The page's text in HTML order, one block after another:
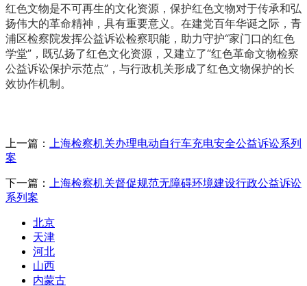
红色文物是不可再生的文化资源，保护红色文物对于传承和弘
扬伟大的革命精神，具有重要意义。在建党百年华诞之际，青
浦区检察院发挥公益诉讼检察职能，助力守护“家门口的红色
学堂”，既弘扬了红色文化资源，又建立了“红色革命文物检察
公益诉讼保护示范点”，与行政机关形成了红色文物保护的长
效协作机制。
上一篇：
上海检察机关办理电动自行车充电安全公益诉讼系列
案
下一篇：
上海检察机关督促规范无障碍环境建设行政公益诉讼
系列案
北京
天津
河北
山西
内蒙古